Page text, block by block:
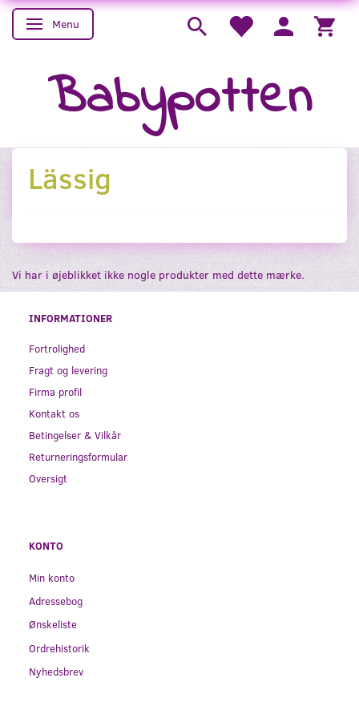
Skifte navigation
Menu
Babypotten
Lässig
Vi har i øjeblikket ikke nogle produkter med dette mærke.
INFORMATIONER
Fortrolighed
Fragt og levering
Firma profil
Kontakt os
Betingelser & Vilkår
Returneringsformular
Oversigt
KONTO
Min konto
Adressebog
Ønskeliste
Ordrehistorik
Nyhedsbrev